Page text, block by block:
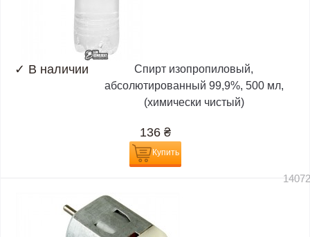
✓ В наличии
Спирт изопропиловый,
абсолютированный 99,9%, 500 мл,
(химически чистый)
136 ₴
Купить